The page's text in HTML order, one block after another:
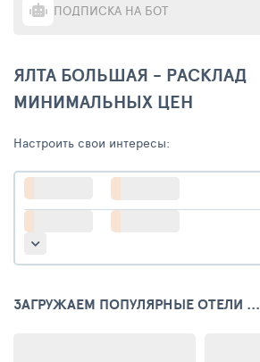
ПОДПИСКА НА БОТ
ЯЛТА БОЛЬШАЯ - РАСКЛАД
МИНИМАЛЬНЫХ ЦЕН
Настроить свои интересы:
ЗАГРУЖАЕМ ПОПУЛЯРНЫЕ ОТЕЛИ ...